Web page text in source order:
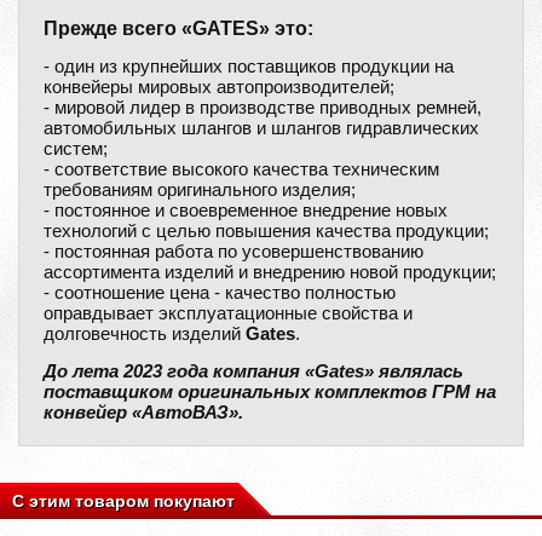
Прежде всего «GATES» это:
- один из крупнейших поставщиков продукции на
конвейеры мировых автопроизводителей;
- мировой лидер в производстве приводных ремней,
автомобильных шлангов и шлангов гидравлических
систем;
- соответствие высокого качества техническим
требованиям оригинального изделия;
- постоянное и своевременное внедрение новых
технологий с целью повышения качества продукции;
- постоянная работа по усовершенствованию
ассортимента изделий и внедрению новой продукции;
- соотношение цена - качество полностью
оправдывает эксплуатационные свойства и
долговечность изделий Gates.
До лета 2023 года компания «Gates» являлась
поставщиком оригинальных комплектов ГРМ на
конвейер «АвтоВАЗ».
С этим товаром покупают